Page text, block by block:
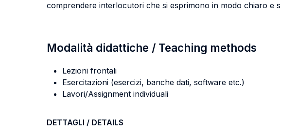
comprendere interlocutori che si esprimono in modo chiaro e
Modalità didattiche / Teaching methods
Lezioni frontali
Esercitazioni (esercizi, banche dati, software etc.)
Lavori/Assignment individuali
DETTAGLI / DETAILS